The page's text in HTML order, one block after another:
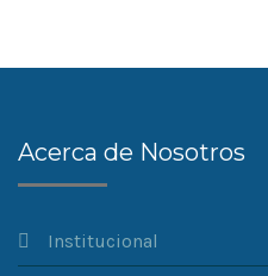
Acerca de Nosotros
Institucional